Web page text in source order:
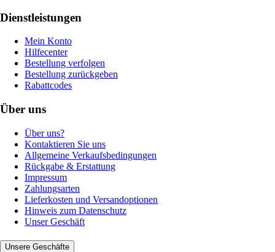
Dienstleistungen
Mein Konto
Hilfecenter
Bestellung verfolgen
Bestellung zurückgeben
Rabattcodes
Über uns
Über uns?
Kontaktieren Sie uns
Allgemeine Verkaufsbedingungen
Rückgabe & Erstattung
Impressum
Zahlungsarten
Lieferkosten und Versandoptionen
Hinweis zum Datenschutz
Unser Geschäft
Unsere Geschäfte